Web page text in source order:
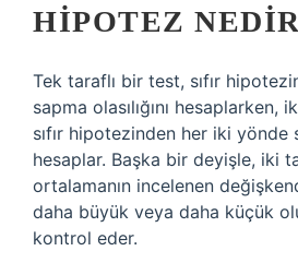
HIPOTEZ
Tek taraflı bir test, sıfır
sapma olasılığını hesaplarken,
sıfır hipotezinden her iki yönde
hesaplar. Başka bir deyişle, iki
ortalamanın incelenen
daha büyük veya daha küçük
kontrol eder.